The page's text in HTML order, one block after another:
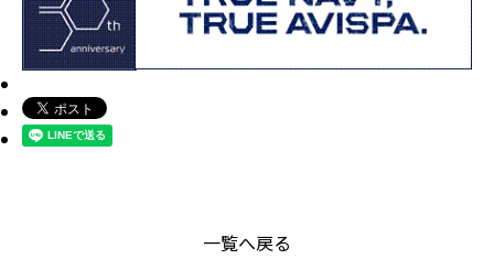
一覧へ戻る